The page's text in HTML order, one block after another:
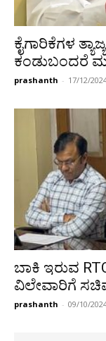
ಕೈಗಾರಿಕೆಗಳ
ಕಂಡುಬಂದರೆ
prashanth - 17/12/
ಬಾಕಿ ಇರುವ
ವಿಲೇವಾರಿಗೆ ಸಚಿವ
prashanth - 09/10/